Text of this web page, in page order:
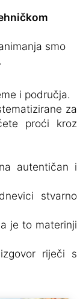
smo
i područja.
za
proći kroz
autentičan i
stvarno
je to materinji
riječi s